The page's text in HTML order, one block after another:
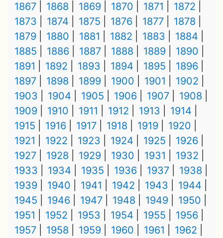
1867
1868 1869 1870 1871
1872
1873
1874 1875 1876 1877
1878
1879
1880 1881 1882 1883
1884
1885
1886 1887 1888 1889
1890
1891
1892 1893 1894 1895
1896
1897
1898 1899 1900 1901
1902
1903
1904 1905 1906 1907
1908
1909
1910 1911 1912 1913
1914
1915
1916 1917 1918 1919
1920
1921
1922 1923 1924 1925
1926
1927
1928 1929 1930 1931
1932
1933
1934 1935 1936 1937
1938
1939
1940 1941 1942 1943
1944
1945
1946 1947 1948 1949
1950
1951
1952 1953 1954 1955
1956
1957
1958 1959 1960 1961
1962